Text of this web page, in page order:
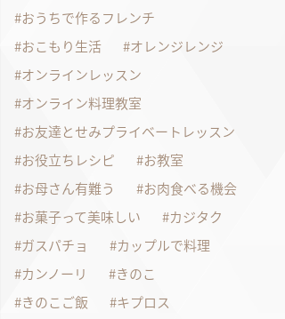
おうちで作るフレンチ
おこもり生活
オレンジレンジ
オンラインレッスン
オンライン料理教室
お友達とせみプライベートレッスン
お役立ちレシピ
お教室
お母さん有難う
お肉食べる機会
お菓子って美味しい
カジタク
ガスパチョ
カップルで料理
カンノーリ
きのこ
きのこご飯
キプロス